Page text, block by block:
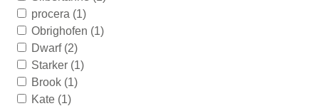
procera (1)
Obrighofen (1)
Dwarf (2)
Starker (1)
Brook (1)
Kate (1)